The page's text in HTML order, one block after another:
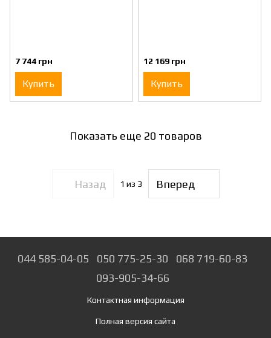
7 744 грн
Купить
12 169 грн
Купить
Показать еще 20 товаров
Назад 1 из 3 Вперед
044 585-04-05 050 775-25-30
068 719-60-83
093-905-34-66
Контактная информация
Полная версия сайта